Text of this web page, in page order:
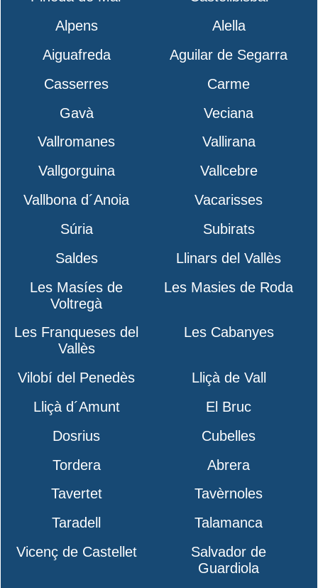
Alpens
Alella
Aiguafreda
Aguilar de Segarra
Casserres
Carme
Gavà
Veciana
Vallromanes
Vallirana
Vallgorguina
Vallcebre
Vallbona d´Anoia
Vacarisses
Súria
Subirats
Saldes
Llinars del Vallès
Les Masíes de
Voltregà
Les Masies de Roda
Les Franqueses del
Vallès
Les Cabanyes
Vilobí del Penedès
Lliçà de Vall
Lliçà d´Amunt
El Bruc
Dosrius
Cubelles
Tordera
Abrera
Tavertet
Tavèrnoles
Taradell
Talamanca
Vicenç de Castellet
Salvador de
Guardiola